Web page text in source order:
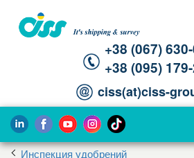
+38 (067)
+38 (095)
ciss(at)ciss-
Инспекция удобрений